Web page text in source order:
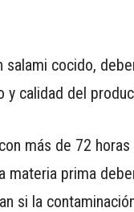
salami cocido,
y calidad del
más de 72
materia prima
si la